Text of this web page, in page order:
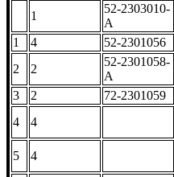
1
52-2303010-
А
1
4 52-2301056
2
2
52-2301058-
А
3
2 72-2301059
4
4
5
4